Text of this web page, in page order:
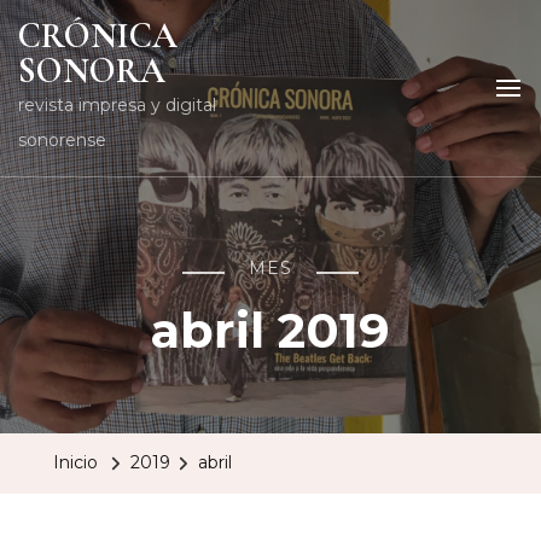
CRÓNICA
SONORA
revista impresa y digital
sonorense
MES
abril 2019
Inicio 2019 abril